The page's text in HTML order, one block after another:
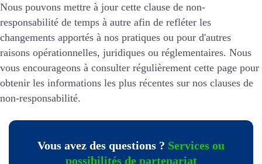
Nous pouvons mettre à jour cette clause de non-
responsabilité de temps à autre afin de refléter les
changements apportés à nos pratiques ou pour d'autres
raisons opérationnelles, juridiques ou réglementaires. Nous
vous encourageons à consulter régulièrement cette page pour
obtenir les informations les plus récentes sur nos clauses de
non-responsabilité.
Vous avez des questions ? Services ou
possibilités de partenariat